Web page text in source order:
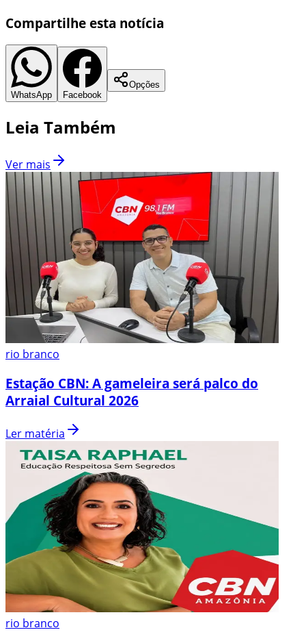
Compartilhe esta notícia
WhatsApp Facebook
Opções
Leia Também
Ver mais
rio branco
Estação CBN: A gameleira será palco do
Arraial Cultural 2026
Ler matéria
rio branco